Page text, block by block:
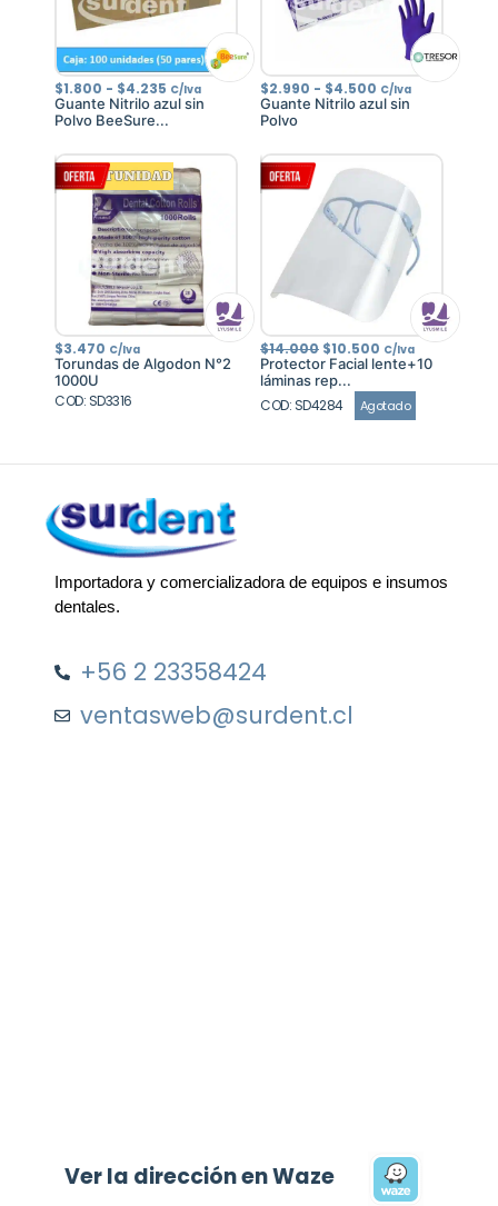
$1.800 - $4.235 Rango
de
precios:
desde
hasta
$4.235
C/Iva
Guante Nitrilo azul sin
Polvo BeeSure...
$2.990 - $4.500 Rango
de
precios:
hasta
C/Iva
Guante Nitrilo azul sin
Polvo
$3.470 C/Iva
Torundas de Algodon N°2
1000U
COD: SD3316
$14.000 El
precio
original
era:
$14.000.
$10.500 El
precio
actual
es:
$10.500.
C/Iva
Protector Facial lente+10
láminas rep...
COD: SD4284 Agotado
Importadora y comercializadora de equipos e insumos
dentales.
+56 2 23358424
ventasweb@surdent.cl
Ver la dirección en Waze